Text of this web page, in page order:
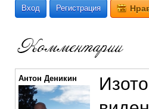
Вход Регистрация
Антон Деникин